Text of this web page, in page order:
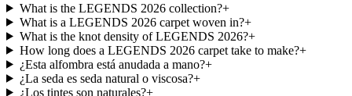
What is the LEGENDS 2026 collection?+
What is a LEGENDS 2026 carpet woven in?+
What is the knot density of LEGENDS 2026?+
How long does a LEGENDS 2026 carpet take to make?+
¿Esta alfombra está anudada a mano?+
¿La seda es seda natural o viscosa?+
¿Los tintes son naturales?+